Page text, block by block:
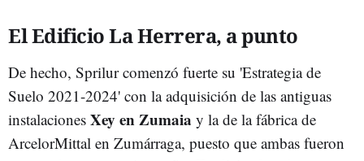
El Edificio La Herrera, a punto
De hecho, Sprilur comenzó fuerte su 'Estrategia de
Suelo 2021-2024' con la adquisición de las antiguas
instalaciones Xey en Zumaia y la de la fábrica de
ArcelorMittal en Zumárraga, puesto que ambas fueron